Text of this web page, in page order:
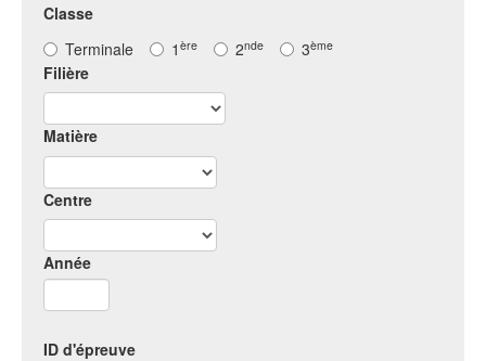
Classe
Terminale
1 ère 2nde 3ème
Filière
Matière
Centre
Année
ID d'épreuve